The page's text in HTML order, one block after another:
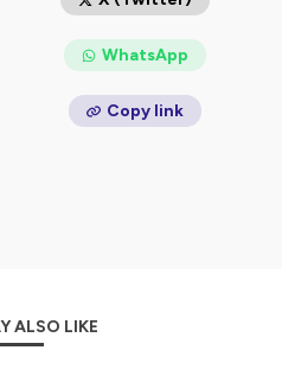
WhatsApp
Copy link
ALSO LIKE